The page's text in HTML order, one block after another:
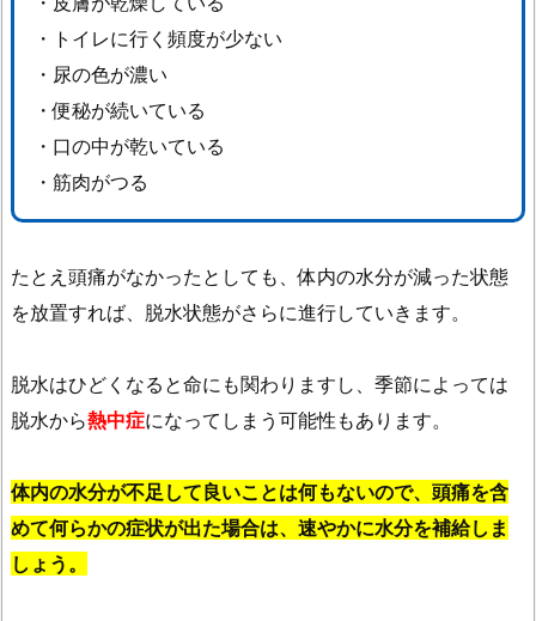
ま
・トイレに行く頻度が少ない
・尿の色が濃い
・便秘が続いている
・口の中が乾いている
・筋肉がつる
たとえ頭痛がなかったとしても、体内の水分が減った状態
を放置すれば、脱水状態がさらに進行していきます。
脱水はひどくなると命にも関わりますし、季節によっては
脱水から熱中症になってしまう可能性もあります。
体内の水分が不足して良いことは何もないので、頭痛を含
めて何らかの症状が出た場合は、速やかに水分を補給しま
しょう。